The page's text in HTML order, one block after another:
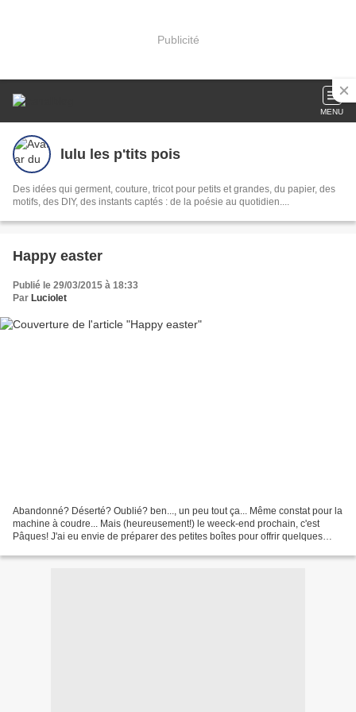
Publicité
MENU
lulu les p'tits pois
Des idées qui germent, couture, tricot pour petits et grandes, du papier, des
motifs, des DIY, des instants captés : de la poésie au quotidien....
Happy easter
Publié le 29/03/2015 à 18:33
Par Luciolet
Abandonné? Déserté? Oublié? ben..., un peu tout ça... Même constat pour la
machine à coudre... Mais (heureusement!) le weeck-end prochain, c'est
Pâques! J'ai eu envie de préparer des petites boîtes pour offrir quelques